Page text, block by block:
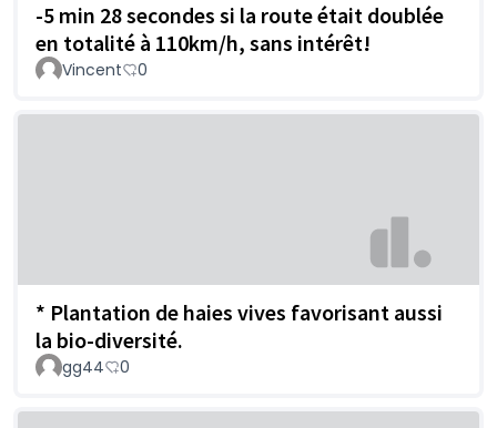
-5 min 28 secondes si la route était doublée
en totalité à 110km/h, sans intérêt!
Vincent 0
* Plantation de haies vives favorisant aussi
la bio-diversité.
gg44 0